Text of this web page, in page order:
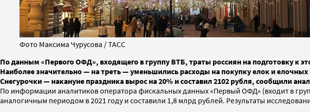
Фото Максима Чурусова / ТАСС
По данным «Первого ОФД», входящего в группу ВТБ, траты россиян на подготовку к
Наиболее значительно — на треть — уменьшились расходы на покупку елок и
Снегурочки — накануне праздника вырос на 20% и составил 2102 рубля, сообщили
По информации аналитиков оператора фискальных данных «Первый ОФД» (входит в
аналогичным периодом в 2021 году и составили 1,8 млрд рублей. Результаты